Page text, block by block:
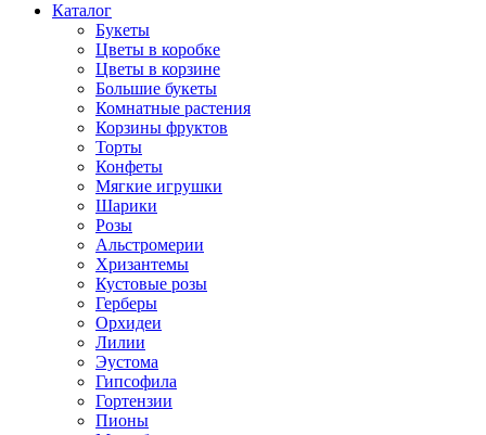
Каталог
Букеты
Цветы в коробке
Цветы в корзине
Большие букеты
Комнатные растения
Корзины фруктов
Торты
Конфеты
Мягкие игрушки
Шарики
Розы
Альстромерии
Хризантемы
Кустовые розы
Герберы
Орхидеи
Лилии
Эустома
Гипсофила
Гортензии
Пионы